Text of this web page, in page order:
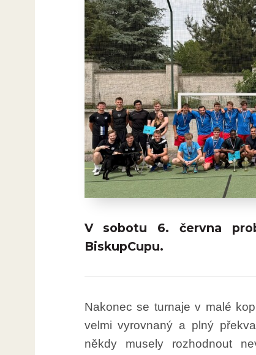
V sobotu 6. června
BiskupCupu.
Nakonec se turnaje v malé
velmi vyrovnaný a plný
někdy musely rozhodnout